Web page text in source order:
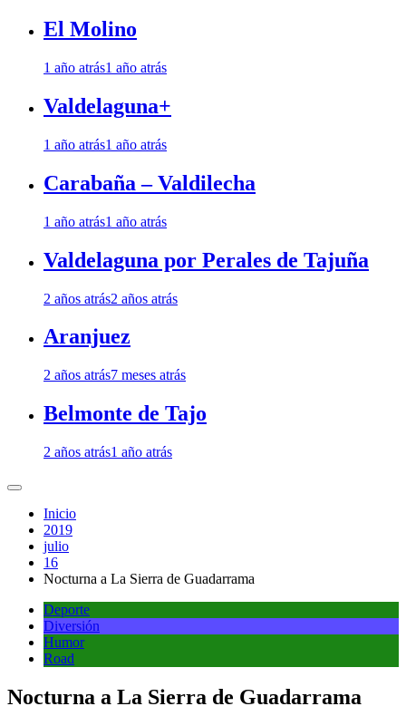
El Molino
1 año atrás1 año atrás
Valdelaguna+
1 año atrás1 año atrás
Carabaña – Valdilecha
1 año atrás1 año atrás
Valdelaguna por Perales de Tajuña
2 años atrás2 años atrás
Aranjuez
2 años atrás7 meses atrás
Belmonte de Tajo
2 años atrás1 año atrás
Inicio
2019
julio
16
Nocturna a La Sierra de Guadarrama
Deporte
Diversión
Humor
Road
Nocturna a La Sierra de Guadarrama